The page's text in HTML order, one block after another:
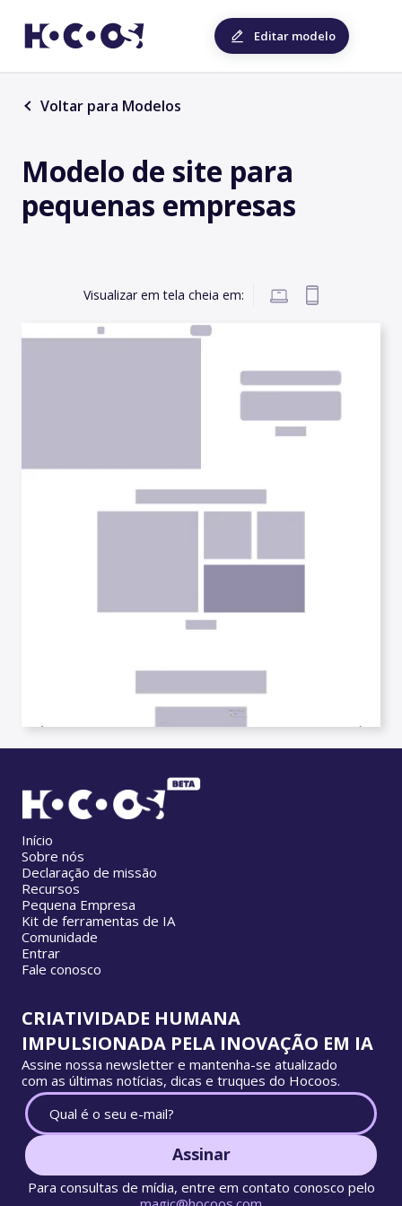
Editar modelo
Voltar para Modelos
Modelo de site para
pequenas empresas
Visualizar em tela cheia em:
Início
Sobre nós
Declaração de missão
Recursos
Pequena Empresa
Kit de ferramentas de IA
Comunidade
Entrar
Fale conosco
CRIATIVIDADE HUMANA
IMPULSIONADA PELA INOVAÇÃO EM IA
Assine nossa newsletter e mantenha-se atualizado
com as últimas notícias, dicas e truques do Hocoos.
Assinar
Para consultas de mídia, entre em contato conosco pelo